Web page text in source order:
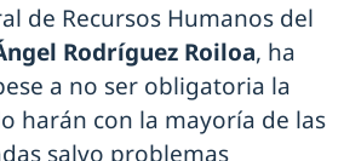
de Recursos Humanos del
Rodríguez Roiloa, ha
a no ser obligatoria la
harán con la mayoría de las
salvo problemas